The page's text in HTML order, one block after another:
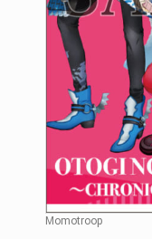
Momotroop